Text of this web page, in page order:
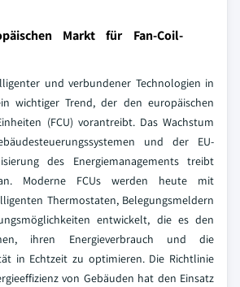
Markt für Fan-Coil-
und verbundener Technologien in
wichtiger Trend, der den europäischen
(FCU) vorantreibt. Das Wachstum
und der EU-
des Energiemanagements treibt
Moderne FCUs werden heute mit
Thermostaten, Belegungsmeldern
entwickelt, die es den
ihren Energieverbrauch und die
in Echtzeit zu optimieren. Die Richtlinie
von Gebäuden hat den Einsatz